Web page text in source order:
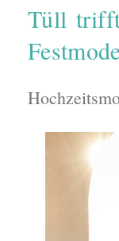
Tüll